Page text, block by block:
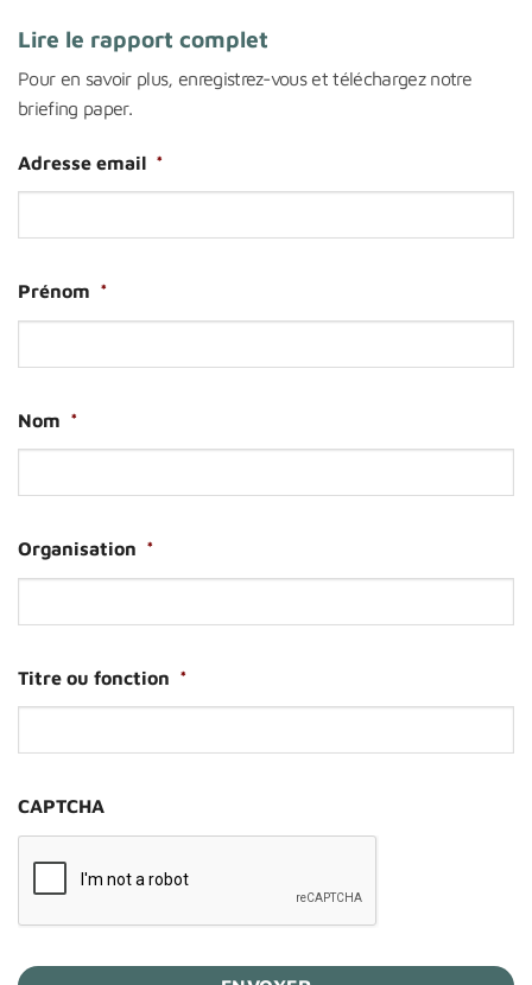
Lire le rapport complet
Pour en savoir plus, enregistrez-vous et téléchargez notre
briefing paper.
Adresse email *
Prénom *
Nom *
Organisation *
Titre ou fonction *
CAPTCHA